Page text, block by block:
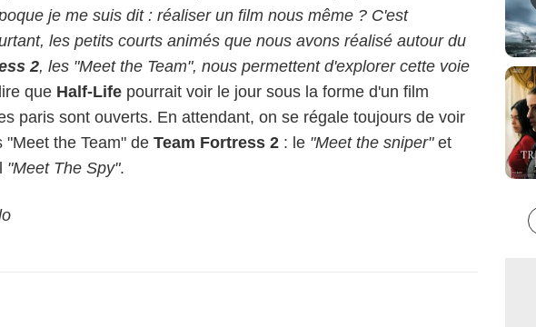
je me suis dit : réaliser un film nous même ? C'est
les petits courts animés que nous avons réalisé autour du
2, les "Meet the Team", nous permettent d'explorer cette voie
que Half-Life pourrait voir le jour sous la forme d'un film
paris sont ouverts. En attendant, on se régale toujours de voir
"Meet the Team" de Team Fortress 2 : le "Meet the sniper"et
"Meet The Spy".